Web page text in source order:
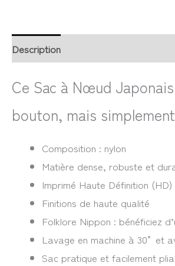
Description
Ce Sac à Nœud
bouton, mais
Composition : nylon
Matière dense, robuste et
Imprimé Haute Définition (HD)
Finitions de haute qualité
Folklore Nippon : bénéficiez
Lavage en machine à 30° et
Sac pratique et facilement